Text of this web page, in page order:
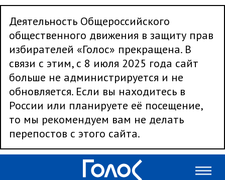
Деятельность Общероссийского
общественного движения в защиту прав
избирателей «Голос» прекращена. В
связи с этим, с 8 июля 2025 года сайт
больше не администрируется и не
обновляется. Если вы находитесь в
России или планируете её посещение,
то мы рекомендуем вам не делать
перепостов с этого сайта.